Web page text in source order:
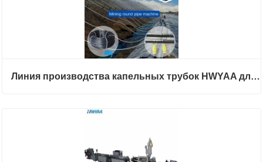
Линия производства капельных трубок HWYAA для капельного орошения с компенсацией давления и цилиндрическими круглыми капельницами для выщелачивания на шахтах